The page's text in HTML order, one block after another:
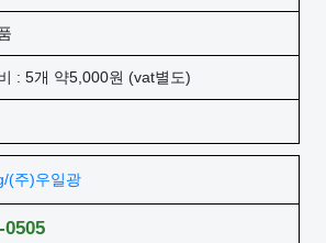
: 5개 약5,000원 (vat별도)
(주)우일광
0505